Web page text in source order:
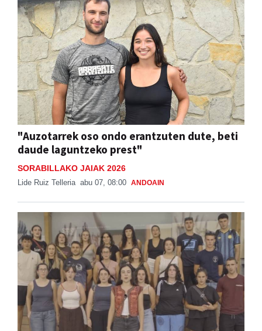
"Auzotarrek oso ondo erantzuten dute, beti
daude laguntzeko prest"
SORABILLAKO JAIAK 2026
Lide Ruiz Telleria abu 07, 08:00 ANDOAIN